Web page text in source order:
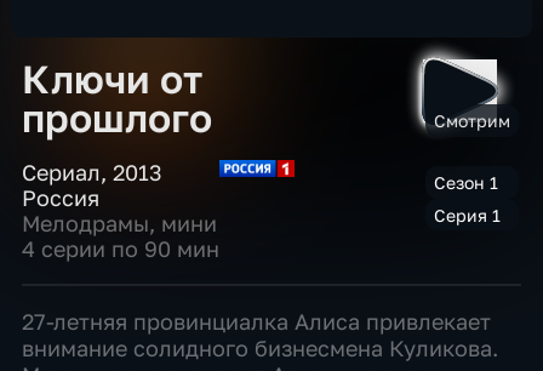
Ключи от
прошлого
Смотрим
Сезон 1
Серия 1
Сериал,2013
Россия
Мелодрамы, мини
4 серии по 90 мин
27-летняя провинциалка Алиса привлекает
внимание солидного бизнесмена Куликова.